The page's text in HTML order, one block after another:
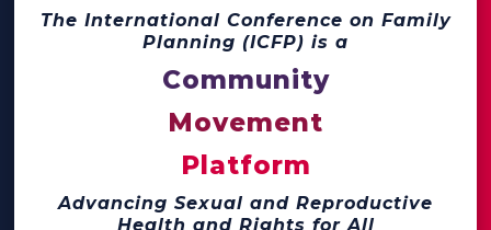
The International Conference on Family
Planning (ICFP) is a
Community
Movement
Platform
Advancing Sexual and Reproductive
Health and Rights for All